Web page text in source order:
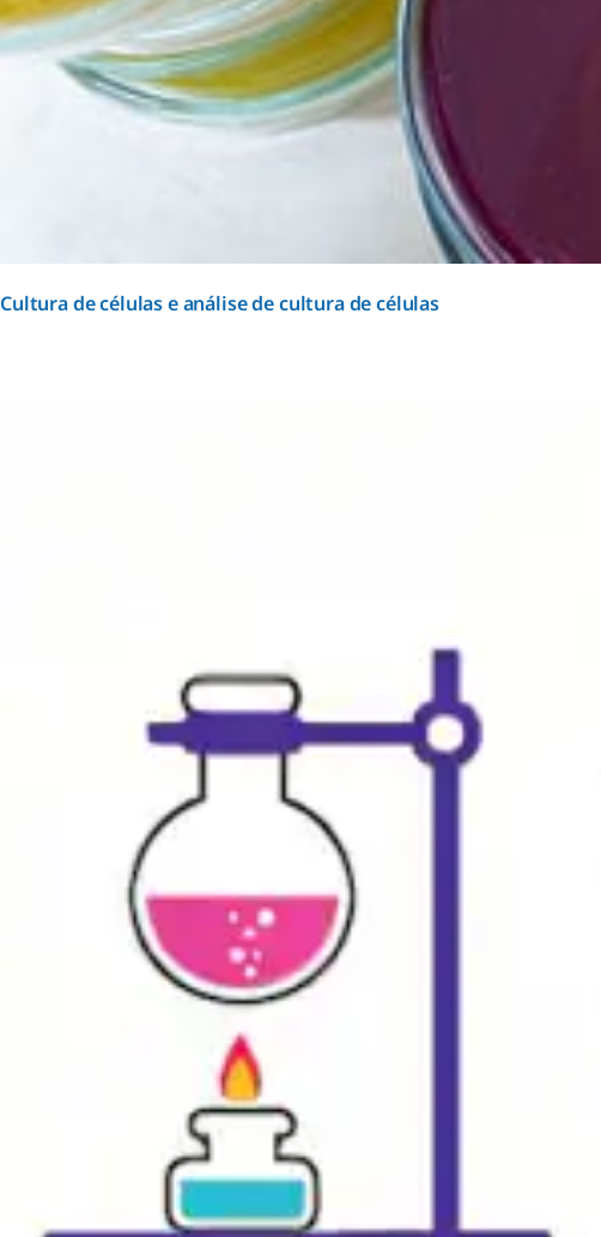
Cultura de células e análise de cultura de células